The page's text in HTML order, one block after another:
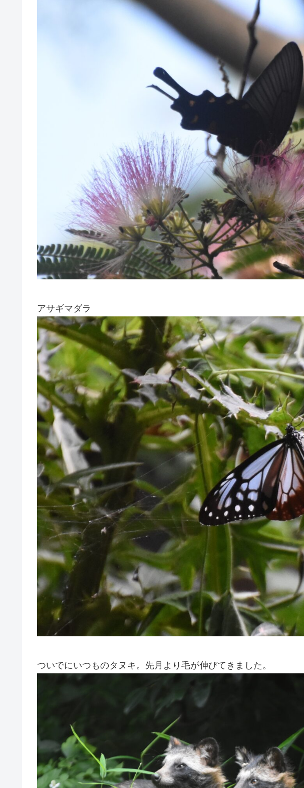
アサギマダラ
ついでにいつものタヌキ。先月より毛が伸びてきました。